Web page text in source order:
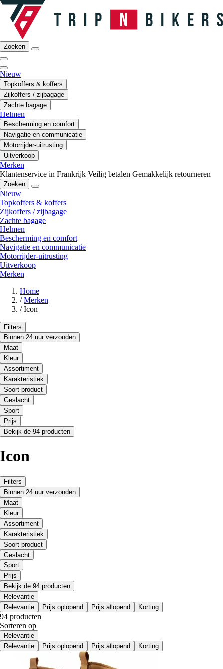
Zoeken
Nieuw
Topkoffers & koffers
Zijkoffers / zijbagage
Zachte bagage
Helmen
Bescherming en comfort
Navigatie en communicatie
Motorrijder-uitrusting
Uitverkoop
Merken
Klantenservice in Frankrijk Veilig betalen Gemakkelijk retourneren
Zoeken
Nieuw
Topkoffers & koffers
Zijkoffers / zijbagage
Zachte bagage
Helmen
Bescherming en comfort
Navigatie en communicatie
Motorrijder-uitrusting
Uitverkoop
Merken
Home
/ Merken
/ Icon
Filters
Binnen 24 uur verzonden
Maat
Kleur
Assortiment
Karakteristiek
Soort product
Geslacht
Sport
Prijs
Bekijk de 94 producten
Icon
Filters
Binnen 24 uur verzonden
Maat
Kleur
Assortiment
Karakteristiek
Soort product
Geslacht
Sport
Prijs
Bekijk de 94 producten
Relevantie
Relevantie
Prijs oplopend Prijs aflopend Korting
94 producten
Sorteren op
Relevantie
Relevantie
Prijs oplopend Prijs aflopend Korting